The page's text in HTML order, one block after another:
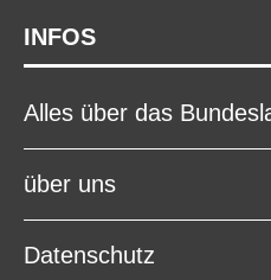
INFOS
Alles über das
über uns
Datenschutz